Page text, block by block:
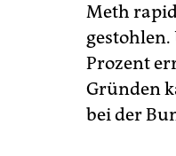
Meth
Prozent
Gründen
bei der